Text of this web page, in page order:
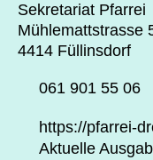
Suchen
Sekretariat Pfarrei
Mühlemattstrasse
4414 Füllinsdorf
061 901 55 06
https://pfarrei-
Aktuelle